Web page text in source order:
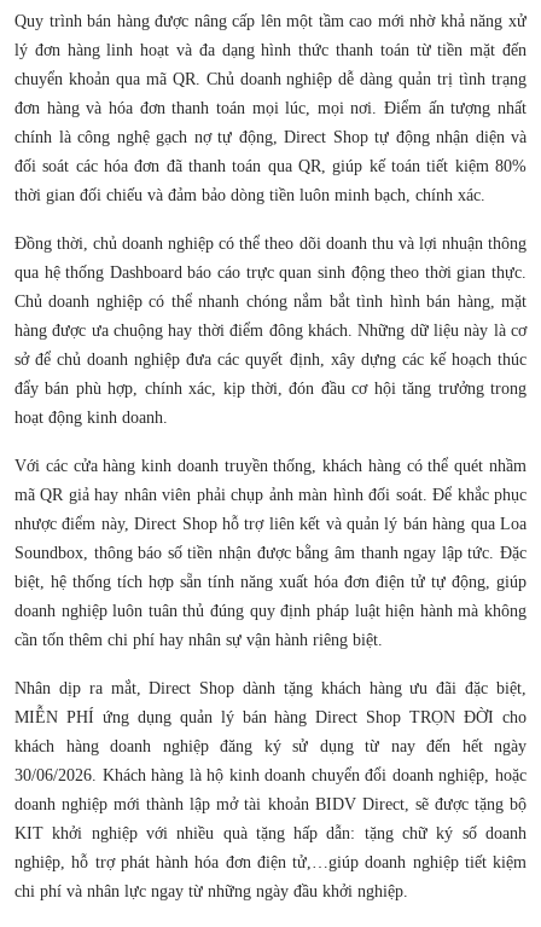
Quy trình bán hàng được nâng cấp lên một tầm cao mới nhờ khả năng xử
lý đơn hàng linh hoạt và đa dạng hình thức thanh toán từ tiền mặt đến
chuyển khoản qua mã QR. Chủ doanh nghiệp dễ dàng quản trị tình trạng
đơn hàng và hóa đơn thanh toán mọi lúc, mọi nơi. Điểm ấn tượng nhất
chính là công nghệ gạch nợ tự động, Direct Shop tự động nhận diện và
đối soát các hóa đơn đã thanh toán qua QR, giúp kế toán tiết kiệm 80%
thời gian đối chiếu và đảm bảo dòng tiền luôn minh bạch, chính xác.
Đồng thời, chủ doanh nghiệp có thể theo dõi doanh thu và lợi nhuận thông
qua hệ thống Dashboard báo cáo trực quan sinh động theo thời gian thực.
Chủ doanh nghiệp có thể nhanh chóng nắm bắt tình hình bán hàng, mặt
hàng được ưa chuộng hay thời điểm đông khách. Những dữ liệu này là cơ
sở để chủ doanh nghiệp đưa các quyết định, xây dựng các kế hoạch thúc
đẩy bán phù hợp, chính xác, kịp thời, đón đầu cơ hội tăng trưởng trong
hoạt động kinh doanh.
Với các cửa hàng kinh doanh truyền thống, khách hàng có thể quét nhầm
mã QR giả hay nhân viên phải chụp ảnh màn hình đối soát. Để khắc phục
nhược điểm này, Direct Shop hỗ trợ liên kết và quản lý bán hàng qua Loa
Soundbox, thông báo số tiền nhận được bằng âm thanh ngay lập tức. Đặc
biệt, hệ thống tích hợp sẵn tính năng xuất hóa đơn điện tử tự động, giúp
doanh nghiệp luôn tuân thủ đúng quy định pháp luật hiện hành mà không
cần tốn thêm chi phí hay nhân sự vận hành riêng biệt.
Nhân dịp ra mắt, Direct Shop dành tặng khách hàng ưu đãi đặc biệt,
MIỄN PHÍ ứng dụng quản lý bán hàng Direct Shop TRỌN ĐỜI cho
khách hàng doanh nghiệp đăng ký sử dụng từ nay đến hết ngày
30/06/2026. Khách hàng là hộ kinh doanh chuyển đổi doanh nghiệp, hoặc
doanh nghiệp mới thành lập mở tài khoản BIDV Direct, sẽ được tặng bộ
KIT khởi nghiệp với nhiều quà tặng hấp dẫn: tặng chữ ký số doanh
nghiệp, hỗ trợ phát hành hóa đơn điện tử,…giúp doanh nghiệp tiết kiệm
chi phí và nhân lực ngay từ những ngày đầu khởi nghiệp.